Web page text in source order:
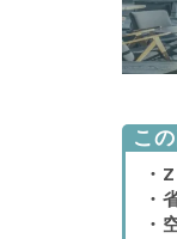
こ
・
・
・